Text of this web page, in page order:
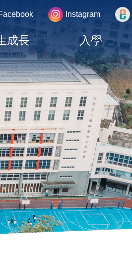
Instagram
成長 入學